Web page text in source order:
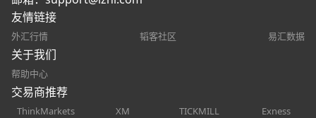
友情链接
外汇行情 韬客社区 易汇数据
关于我们
帮助中心
交易商推荐
ThinkMarkets XM TICKMILL
Exness